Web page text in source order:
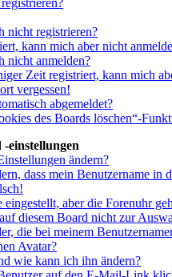
nicht registrieren?
kann mich aber nicht
nicht anmelden?
Zeit registriert, kann mich
vergessen!
abgemeldet?
des Boards löschen“-
einstellungen
ändern?
dass mein Benutzername in
eingestellt, aber die Forenuhr
diesem Board nicht zur
die bei meinem
Avatar?
wie kann ich ihn ändern?